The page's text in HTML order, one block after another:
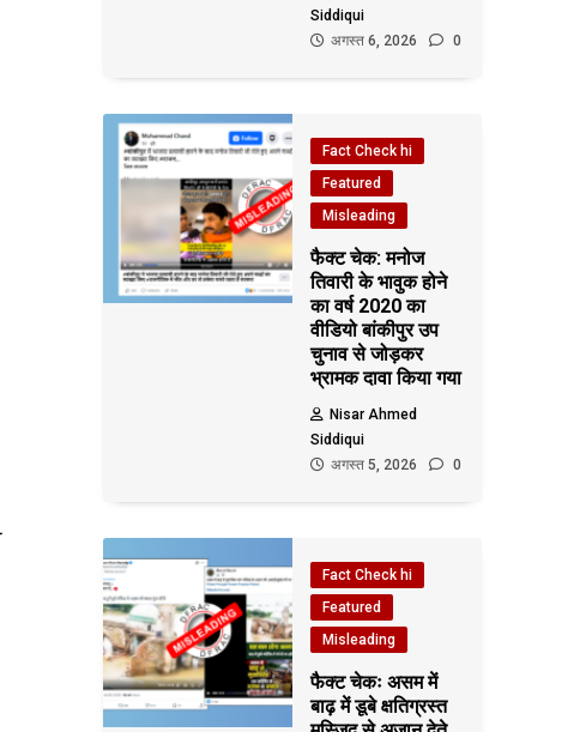
Siddiqui
अगस्त 6, 2026
0
Fact Check hi
Featured
Misleading
फैक्ट चेक: मनोज
तिवारी के भावुक होने
का वर्ष 2020 का
वीडियो बांकीपुर उप
चुनाव से जोड़कर
भ्रामक दावा किया गया
Nisar Ahmed
Siddiqui
अगस्त 5, 2026
0
Fact Check hi
Featured
Misleading
फैक्ट चेकः असम में
बाढ़ में डूबे क्षतिग्रस्त